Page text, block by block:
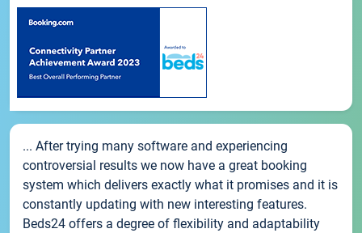
... After trying many software and experiencing
controversial results we now have a great booking
system which delivers exactly what it promises and it is
constantly updating with new interesting features.
Beds24 offers a degree of flexibility and adaptability